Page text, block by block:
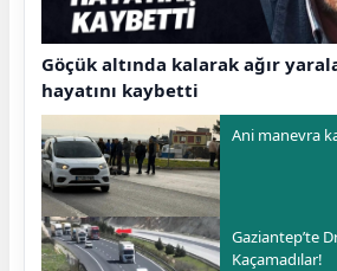
Göçük altında kalarak ağır
hayatını kaybetti
Ani manevra
Gaziantep’te
Kaçamadılar!